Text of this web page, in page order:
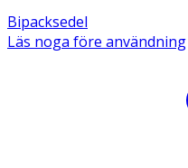
Bipacksedel
Läs noga före användning